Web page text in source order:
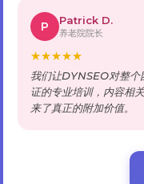
P Patrick D.
养老院院长
★★★★★
我们让DYNSEO对整
证的专业培训，内容相
来了真正的附加价值。